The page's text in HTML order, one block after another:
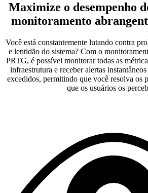
Maximize o desempenho
monitoramento
Você está constantemente lutando contra
e lentidão do sistema? Com o
PRTG, é possível monitorar todas as
infraestrutura e receber alertas
excedidos, permitindo que você resolva os
que os usuários os